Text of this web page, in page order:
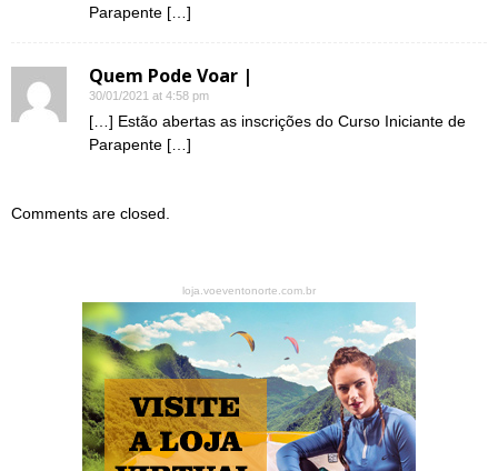
Parapente […]
Quem Pode Voar |
30/01/2021 at 4:58 pm
[…] Estão abertas as inscrições do Curso Iniciante de
Parapente […]
Comments are closed.
loja.voeventonorte.com.br